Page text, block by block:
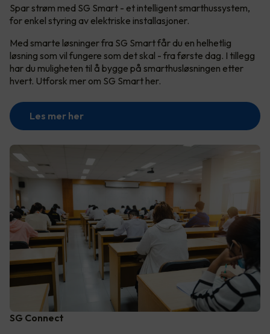
Spar strøm med SG Smart - et intelligent smarthussystem,
for enkel styring av elektriske installasjoner.
Med smarte løsninger fra SG Smart får du en helhetlig
løsning som vil fungere som det skal - fra første dag. I tillegg
har du muligheten til å bygge på smarthusløsningen etter
hvert. Utforsk mer om SG Smart her.
Les mer her
SG Connect